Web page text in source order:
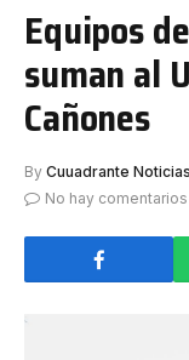
Equipos
suman al
Cañones
By Cuuadrante Noticias
No hay comentarios